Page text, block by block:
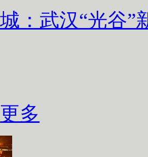
：武汉“光谷”
更多